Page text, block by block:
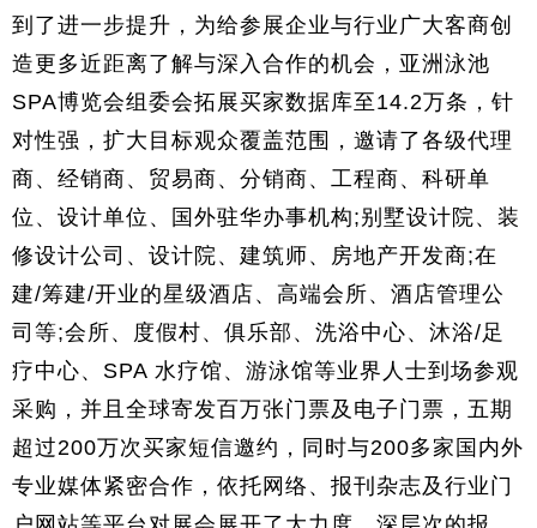
到了进一步提升，为给参展企业与行业广大客商创
造更多近距离了解与深入合作的机会，亚洲泳池
SPA博览会组委会拓展买家数据库至14.2万条，针
对性强，扩大目标观众覆盖范围，邀请了各级代理
商、经销商、贸易商、分销商、工程商、科研单
位、设计单位、国外驻华办事机构;别墅设计院、装
修设计公司、设计院、建筑师、房地产开发商;在
建/筹建/开业的星级酒店、高端会所、酒店管理公
司等;会所、度假村、俱乐部、洗浴中心、沐浴/足
疗中心、SPA 水疗馆、游泳馆等业界人士到场参观
采购，并且全球寄发百万张门票及电子门票，五期
超过200万次买家短信邀约，同时与200多家国内外
专业媒体紧密合作，依托网络、报刊杂志及行业门